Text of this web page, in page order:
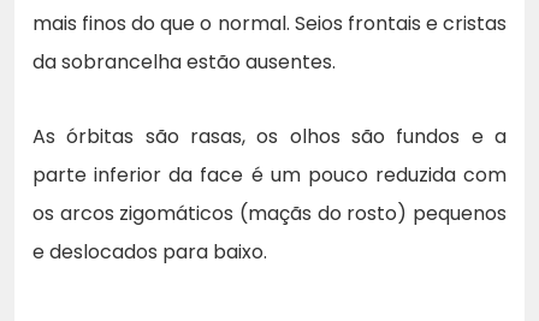
mais finos do que o normal. Seios frontais e cristas
da sobrancelha estão ausentes.
As órbitas são rasas, os olhos são fundos e a
parte inferior da face é um pouco reduzida com
os arcos zigomáticos (maçãs do rosto) pequenos
e deslocados para baixo.